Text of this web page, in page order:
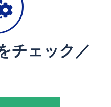
チェック／